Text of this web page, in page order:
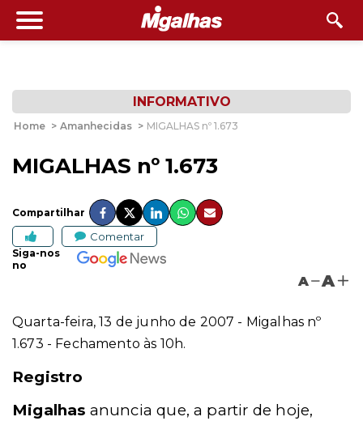
INFORMATIVO
Home > Amanhecidas > MIGALHAS nº 1.673
MIGALHAS nº 1.673
Compartilhar
Comentar
Siga-nos
no
A A
Quarta-feira, 13 de junho de 2007 - Migalhas nº
1.673 - Fechamento às 10h.
Registro
Migalhas anuncia que, a partir de hoje,